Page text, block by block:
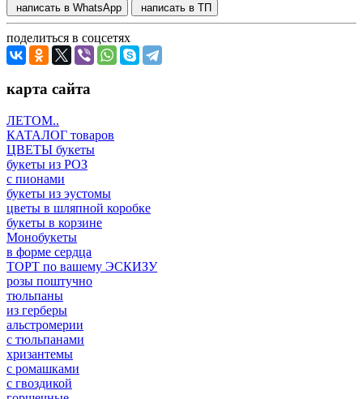
написать в WhatsApp написать в ТП
поделиться в соцсетях
карта сайта
ЛЕТОМ..
КАТАЛОГ товаров
ЦВЕТЫ букеты
букеты из РОЗ
с пионами
букеты из эустомы
цветы в шляпной коробке
букеты в корзине
Монобукеты
в форме сердца
ТОРТ по вашему ЭСКИЗУ
розы поштучно
тюльпаны
из герберы
альстромерии
с тюльпанами
хризантемы
с ромашками
с гвоздикой